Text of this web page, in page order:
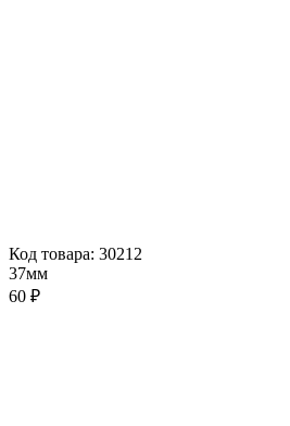
Код товара: 30212
37мм
60 ₽